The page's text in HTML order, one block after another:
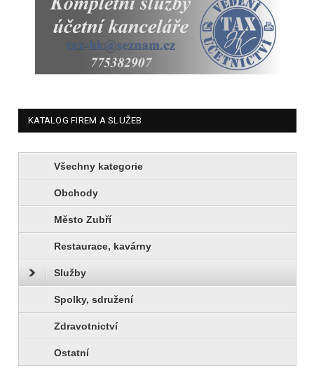
KATALOG FIREM A SLUŽEB
Všechny kategorie
Obchody
Město Zubří
Restaurace, kavárny
Služby
Spolky, sdružení
Zdravotnictví
Ostatní